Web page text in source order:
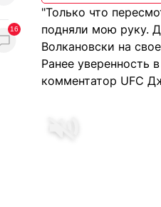
16
"Только что
подняли мою руку.
Волкановски на
Ранее уверенность
комментатор UFC